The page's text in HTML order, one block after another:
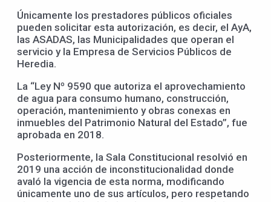
Únicamente los prestadores públicos oficiales
pueden solicitar esta autorización, es decir, el AyA,
las ASADAS, las Municipalidades que operan el
servicio y la Empresa de Servicios Públicos de
Heredia.
La “Ley Nº 9590 que autoriza el aprovechamiento
de agua para consumo humano, construcción,
operación, mantenimiento y obras conexas en
inmuebles del Patrimonio Natural del Estado”, fue
aprobada en 2018.
Posteriormente, la Sala Constitucional resolvió en
2019 una acción de inconstitucionalidad donde
avaló la vigencia de esta norma, modificando
únicamente uno de sus artículos, pero respetando